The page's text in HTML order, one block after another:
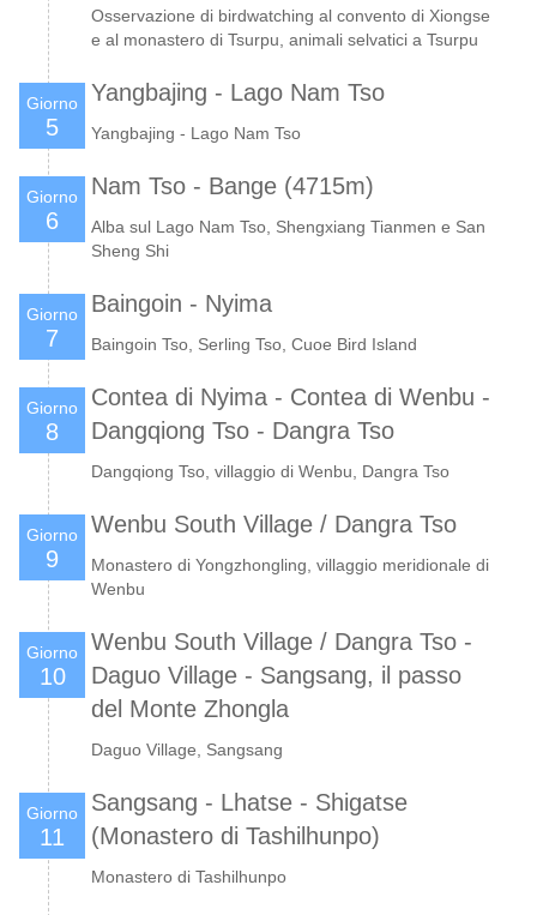
Osservazione di birdwatching al convento di Xiongse
e al monastero di Tsurpu, animali selvatici a Tsurpu
Giorno
5
Yangbajing - Lago Nam Tso
Yangbajing - Lago Nam Tso
Giorno
6
Nam Tso - Bange (4715m)
Alba sul Lago Nam Tso, Shengxiang Tianmen e San
Sheng Shi
Giorno
7
Baingoin - Nyima
Baingoin Tso, Serling Tso, Cuoe Bird Island
Giorno
8
Contea di Nyima - Contea di Wenbu -
Dangqiong Tso - Dangra Tso
Dangqiong Tso, villaggio di Wenbu, Dangra Tso
Giorno
9
Wenbu South Village / Dangra Tso
Monastero di Yongzhongling, villaggio meridionale di
Wenbu
Giorno
10
Wenbu South Village / Dangra Tso -
Daguo Village - Sangsang, il passo
del Monte Zhongla
Daguo Village, Sangsang
Giorno
11
Sangsang - Lhatse - Shigatse
(Monastero di Tashilhunpo)
Monastero di Tashilhunpo